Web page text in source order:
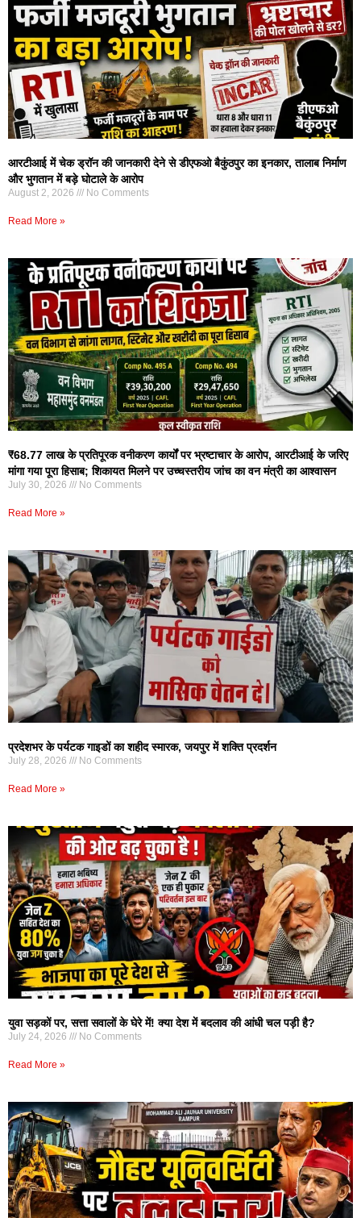
आरटीआई में चेक ड्रॉन की जानकारी देने से डीएफओ बैकुंठपुर का इनकार, तालाब निर्माण
और भुगतान में बड़े घोटाले के आरोप
August 2, 2026 No Comments
Read More »
₹68.77 लाख के प्रतिपूरक वनीकरण कार्यों पर भ्रष्टाचार के आरोप, आरटीआई के जरिए
मांगा गया पूरा हिसाब; शिकायत मिलने पर उच्चस्तरीय जांच का वन मंत्री का आश्वासन
July 30, 2026 No Comments
Read More »
प्रदेशभर के पर्यटक गाइडों का शहीद स्मारक, जयपुर में शक्ति प्रदर्शन
July 28, 2026 No Comments
Read More »
युवा सड़कों पर, सत्ता सवालों के घेरे में! क्या देश में बदलाव की आंधी चल पड़ी है?
July 24, 2026 No Comments
Read More »